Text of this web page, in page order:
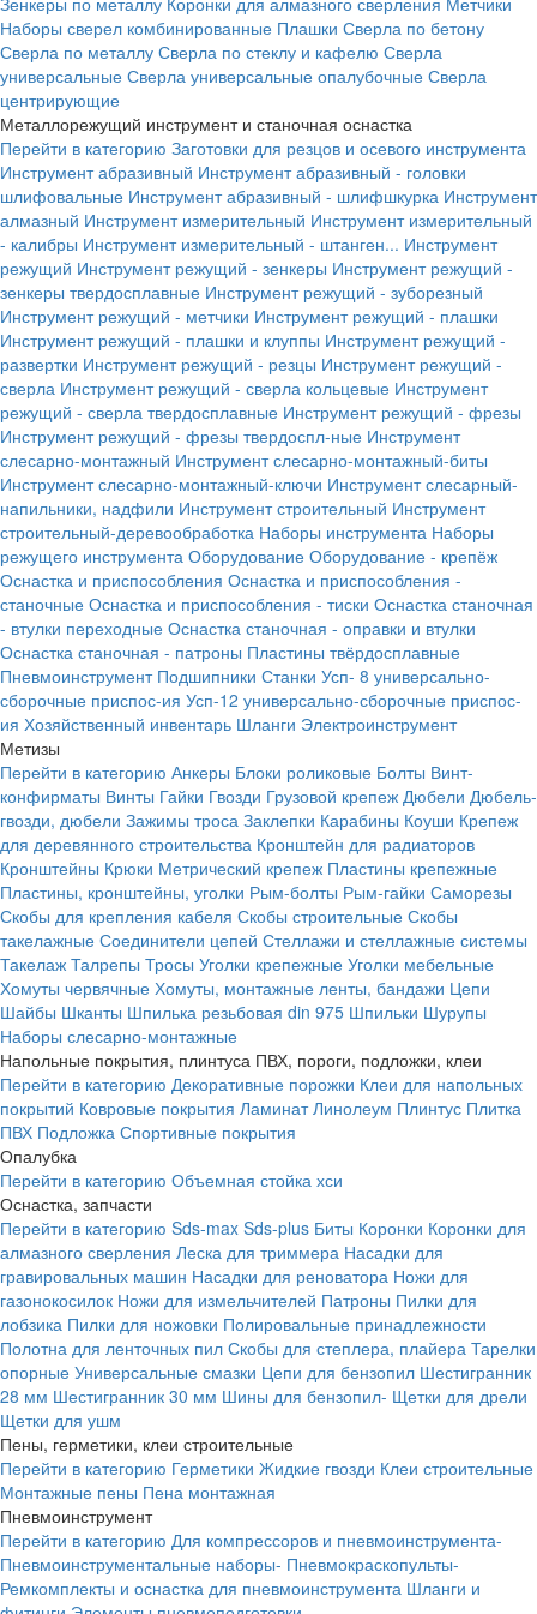
Наборы сверел комбинированные Плашки Сверла по бетону
Сверла по металлу Сверла по стеклу и кафелю Сверла
универсальные Сверла универсальные опалубочные Сверла
центрирующие
Металлорежущий инструмент и станочная оснастка
Перейти в категорию Заготовки для резцов и осевого инструмента
Инструмент абразивный Инструмент абразивный - головки
шлифовальные Инструмент абразивный - шлифшкурка Инструмент
алмазный Инструмент измерительный Инструмент измерительный
- калибры Инструмент измерительный - штанген... Инструмент
режущий Инструмент режущий - зенкеры Инструмент режущий -
зенкеры твердосплавные Инструмент режущий - зуборезный
Инструмент режущий - метчики Инструмент режущий - плашки
Инструмент режущий - плашки и клуппы Инструмент режущий -
развертки Инструмент режущий - резцы Инструмент режущий -
сверла Инструмент режущий - сверла кольцевые Инструмент
режущий - сверла твердосплавные Инструмент режущий - фрезы
Инструмент режущий - фрезы твердоспл-ные Инструмент
слесарно-монтажный Инструмент слесарно-монтажный-биты
Инструмент слесарно-монтажный-ключи Инструмент слесарный-
напильники, надфили Инструмент строительный Инструмент
строительный-деревообработка Наборы инструмента Наборы
режущего инструмента Оборудование Оборудование - крепёж
Оснастка и приспособления Оснастка и приспособления -
станочные Оснастка и приспособления - тиски Оснастка станочная
- втулки переходные Оснастка станочная - оправки и втулки
Оснастка станочная - патроны Пластины твёрдосплавные
Пневмоинструмент Подшипники Станки Усп- 8 универсально-
сборочные приспос-ия Усп-12 универсально-сборочные приспос-
ия Хозяйственный инвентарь Шланги Электроинструмент
Метизы
Перейти в категорию Анкеры Блоки роликовые Болты Винт-
конфирматы Винты Гайки Гвозди Грузовой крепеж Дюбели Дюбель-
гвозди, дюбели Зажимы троса Заклепки Карабины Коуши Крепеж
для деревянного строительства Кронштейн для радиаторов
Кронштейны Крюки Метрический крепеж Пластины крепежные
Пластины, кронштейны, уголки Рым-болты Рым-гайки Саморезы
Скобы для крепления кабеля Скобы строительные Скобы
такелажные Соединители цепей Стеллажи и стеллажные системы
Такелаж Талрепы Тросы Уголки крепежные Уголки мебельные
Хомуты червячные Хомуты, монтажные ленты, бандажи Цепи
Шайбы Шканты Шпилька резьбовая din 975 Шпильки Шурупы
Наборы слесарно-монтажные
Напольные покрытия, плинтуса ПВХ, пороги, подложки, клеи
Перейти в категорию Декоративные порожки Клеи для напольных
покрытий Ковровые покрытия Ламинат Линолеум Плинтус Плитка
ПВХ Подложка Спортивные покрытия
Опалубка
Перейти в категорию Объемная стойка хси
Оснастка, запчасти
Перейти в категорию Sds-max Sds-plus Биты Коронки Коронки для
алмазного сверления Леска для триммера Насадки для
гравировальных машин Насадки для реноватора Ножи для
газонокосилок Ножи для измельчителей Патроны Пилки для
лобзика Пилки для ножовки Полировальные принадлежности
Полотна для ленточных пил Скобы для степлера, плайера Тарелки
опорные Универсальные смазки Цепи для бензопил Шестигранник
28 мм Шестигранник 30 мм Шины для бензопил- Щетки для дрели
Щетки для ушм
Пены, герметики, клеи строительные
Перейти в категорию Герметики Жидкие гвозди Клеи строительные
Монтажные пены Пена монтажная
Пневмоинструмент
Перейти в категорию Для компрессоров и пневмоинструмента-
Пневмоинструментальные наборы- Пневмокраскопульты-
Ремкомплекты и оснастка для пневмоинструмента Шланги и